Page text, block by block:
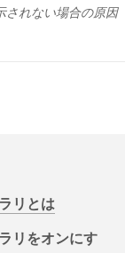
されない場合の原因
リとは
リをオンにす